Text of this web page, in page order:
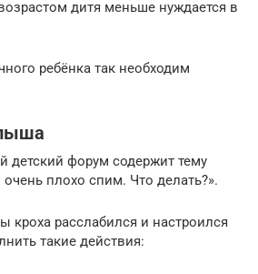
дитя меньше нуждается в
ребёнка так необходим
детский форум содержит тему
плохо спим. Что делать?».
кроха расслабился и настроился
такие действия: